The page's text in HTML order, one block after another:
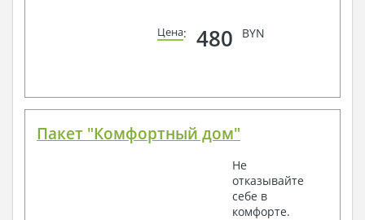
Цена: 480 BYN
Пакет "Комфортный дом"
Не
отказывайте
себе в
комфорте.